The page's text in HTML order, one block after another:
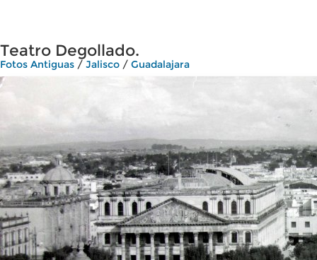
Teatro Degollado.
Fotos Antiguas / Jalisco / Guadalajara